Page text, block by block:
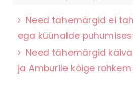
Need tähemärgid ei
ega küünalde
Need tähemärgid
ja Amburile kõige